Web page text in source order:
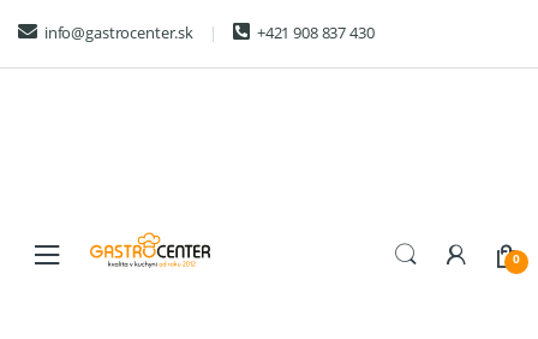
navigation
content
info@gastrocenter.sk +421 908 837 430
0